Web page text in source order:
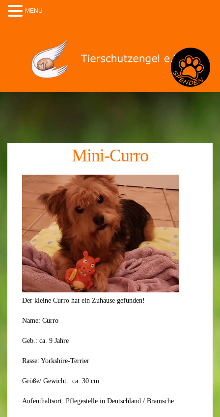
Mini-Curro
Der kleine Curro hat ein Zuhause gefunden!
Name: Curro
Geb.: ca. 9 Jahre
Rasse: Yorkshire-Terrier
Größe/ Gewicht: ca. 30 cm
Aufenthaltsort: Pflegestelle in Deutschland / Bramsche
MENU